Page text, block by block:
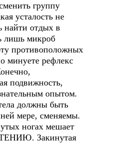
группу
усталость не
найти отдых в
лишь микроб
противоположных
минуете рефлекс
подвижность,
опытом.
должны быть
мере, сменяемы.
ногах мешает
Закинутая